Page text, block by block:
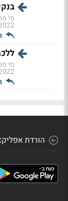
מי
06:32
מי
06:31
הורדת